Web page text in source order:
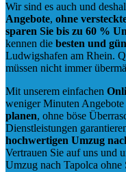
Wir sind es auch und
Angebote, ohne
sparen Sie bis zu 60 %
kennen die besten und
Ludwigshafen am Rhein.
müssen nicht immer
Mit unserem einfachen
weniger Minuten
planen, ohne böse
Dienstleistungen
hochwertigen Umzug
Vertrauen Sie auf uns und
Umzug nach Tapolca ohne